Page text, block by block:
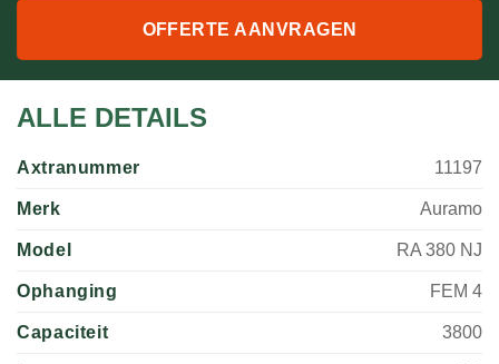
OFFERTE AANVRAGEN
ALLE DETAILS
Axtranummer 11197
Merk Auramo
Model RA 380 NJ
Ophanging FEM 4
Capaciteit 3800